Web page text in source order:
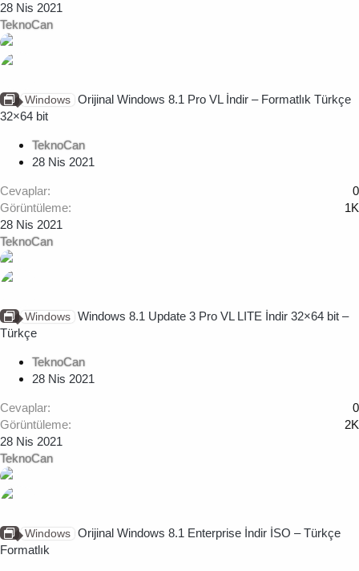
28 Nis 2021
TeknoCan
Windows Orijinal Windows 8.1 Pro VL İndir – Formatlık Türkçe
32×64 bit
TeknoCan
28 Nis 2021
Cevaplar
0
Görüntüleme
1K
28 Nis 2021
TeknoCan
Windows Windows 8.1 Update 3 Pro VL LITE İndir 32×64 bit –
Türkçe
TeknoCan
28 Nis 2021
Cevaplar
0
Görüntüleme
2K
28 Nis 2021
TeknoCan
Windows Orijinal Windows 8.1 Enterprise İndir İSO – Türkçe
Formatlık